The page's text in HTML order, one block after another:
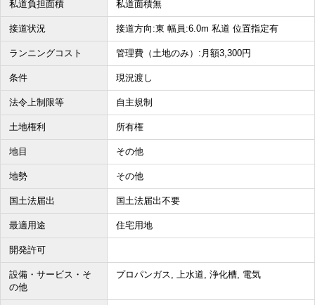
私道負担面積 私道面積無
接道状況 接道方向:東 幅員:6.0m 私道 位置指定有
ランニングコスト 管理費（土地のみ）:月額3,300円
条件 現況渡し
法令上制限等 自主規制
土地権利 所有権
地目 その他
地勢 その他
国土法届出 国土法届出不要
最適用途 住宅用地
開発許可
設備・サービス・そ
の他
プロパンガス, 上水道, 浄化槽, 電気